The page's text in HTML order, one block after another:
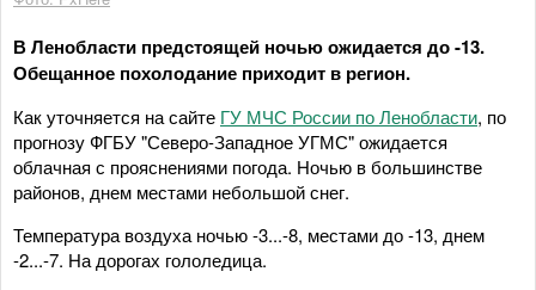
В Ленобласти предстоящей ночью ожидается до -13.
Обещанное похолодание приходит в регион.
Как уточняется на сайте ГУ МЧС России по Ленобласти, по
прогнозу ФГБУ "Северо-Западное УГМС" ожидается
облачная с прояснениями погода. Ночью в большинстве
районов, днем местами небольшой снег.
Температура воздуха ночью -3...-8, местами до -13, днем
-2...-7. На дорогах гололедица.